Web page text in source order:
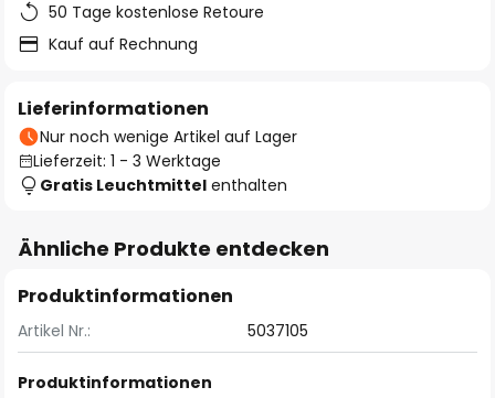
50 Tage kostenlose Retoure
Kauf auf Rechnung
Lieferinformationen
Nur noch wenige Artikel auf Lager
Lieferzeit: 1 - 3 Werktage
Gratis Leuchtmittel enthalten
Ähnliche Produkte entdecken
Produktinformationen
Artikel Nr.: 5037105
Produktinformationen